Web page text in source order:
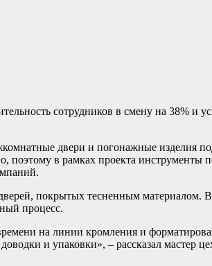
сотрудников в смену на 38% и
двери и погонажные изделия
поэтому в рамках проекта инструменты
покрытых тесненным материалом. В
процесс.
на линии кромления и
и упаковки», – рассказал мастер